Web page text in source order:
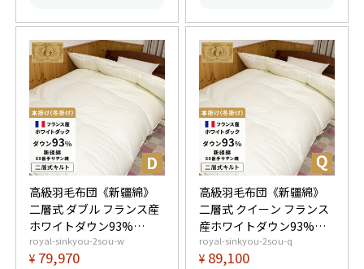
高級羽毛布団《新疆綿》
二層式 ダブル フランス産
ホワイトダウン93%
(400dp以上) 羽毛量1.8kg
【5つ星ロイヤルゴールド
royal-sinkyou-2sou-w
¥ 79,970
高級羽毛布団《新疆綿》
二層式 クイーン フランス
産ホワイトダウン93%
(400dp以上) 羽毛量2.0kg
【5つ星ロイヤルゴールド
royal-sinkyou-2sou-q
¥ 89,100